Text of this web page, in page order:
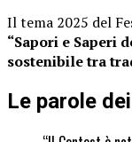
Il tema 2025 del
“Sapori e Saperi
sostenibile tra
Le parole